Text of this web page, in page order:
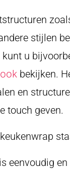
stijlen
u
bekijken.
en
touch geven.
is eenvoudig